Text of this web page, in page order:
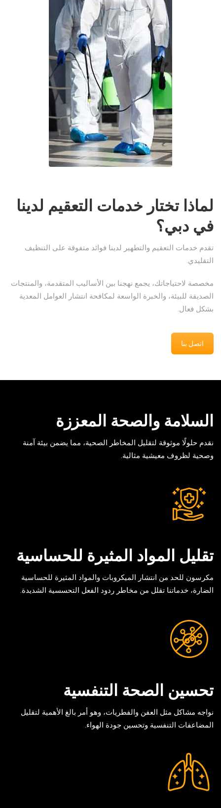
لماذا تختار خدمات التعقيم لدينا
في دبي؟
تقدم خدمات التعقيم والتطهير لدينا فوائد متفوقة على التنظيف
التقليدي.
مخصصة لاحتياجاتك، يجمع نهجنا بين الأساليب المتقدمة، والمنتجات
الصديقة للبيئة، والخبرة الواسعة لمكافحة انتشار العوامل المعدية
بشكل فعال.
اتصل بنا
السلامة والصحة المعززة
نقدم حلولًا موثوقة لتقليل المخاطر الصحية، مما يضمن بيئة آمنة
وصحية لظروف معيشية مثالية.
تقليل المواد المثيرة للحساسية
مكرسون للحد من انتشار الميكروبات والمواد المثيرة للحساسية
الضارة، خدماتنا تقلل من مخاطر ردود الفعل التحسسية الشديدة.
تحسين الصحة التنفسية
نواجه مشاكل مثل العفن والفطريات، وهو أمر بالغ الأهمية لتقليل
المضاعفات التنفسية وتحسين جودة الهواء.